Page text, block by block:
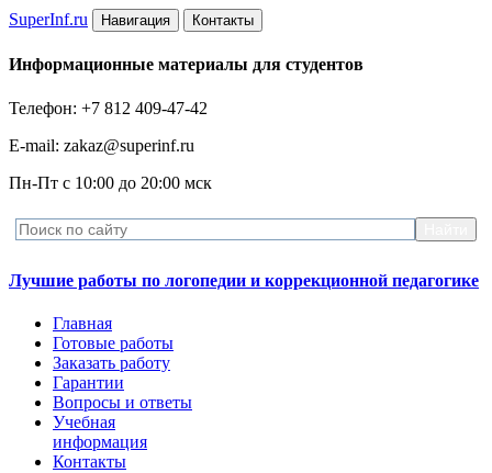
SuperInf.ru Навигация Контакты
Информационные материалы для студентов
Телефон: +7 812 409-47-42
E-mail: zakaz@superinf.ru
Пн-Пт с 10:00 до 20:00 мск
Лучшие работы по логопедии и коррекционной педагогике
Главная
Готовые работы
Заказать работу
Гарантии
Вопросы и ответы
Учебная
информация
Контакты